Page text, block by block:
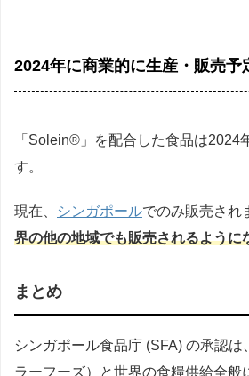
2024年に商業的に生産・販売予
「Solein®」を配合した食品は2024
す。
現在、 シンガポールでのみ販売され
界の他の地域でも販売されるように
まとめ
シンガポール食品庁 (SFA) の承認
ラーフーズ）と世界の食糧供給全般